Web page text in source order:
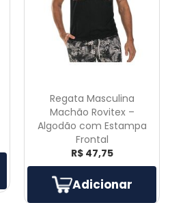
Regata Masculina
Machão Rovitex –
Algodão com Estampa
Frontal
R$ 47,75
Adicionar